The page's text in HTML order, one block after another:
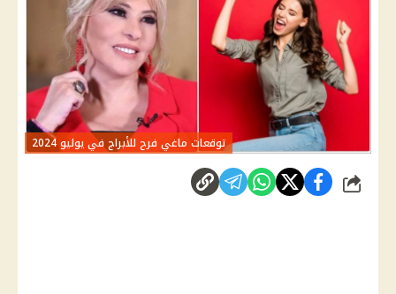
توقعات ماغي فرح للأبراج في يوليو 2024
شارك